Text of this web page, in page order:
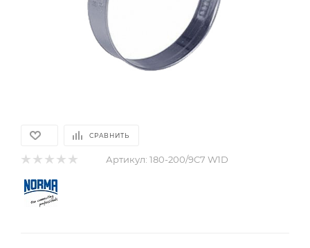
СРАВНИТЬ
Артикул: 180-200/9C7 W1D